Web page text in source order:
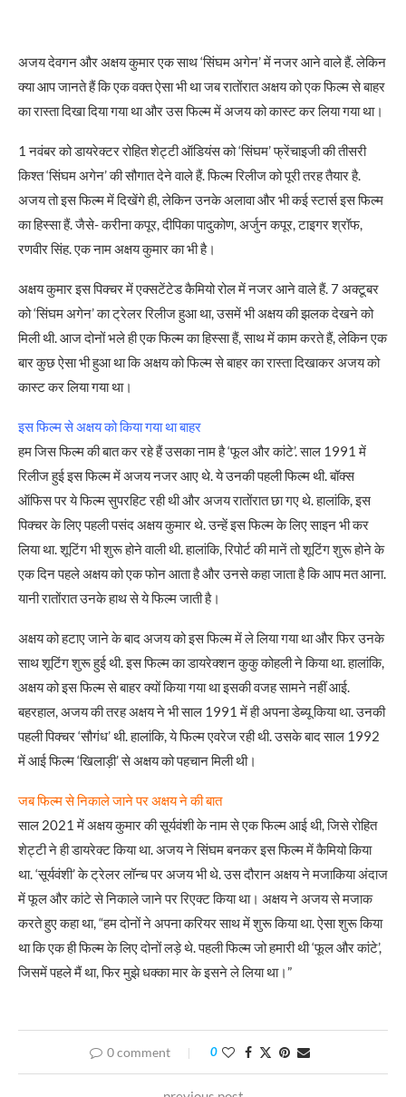
अजय देवगन और अक्षय कुमार एक साथ ‘सिंघम अगेन’ में नजर आने वाले हैं. लेकिन
क्या आप जानते हैं कि एक वक्त ऐसा भी था जब रातोंरात अक्षय को एक फिल्म से बाहर
का रास्ता दिखा दिया गया था और उस फिल्म में अजय को कास्ट कर लिया गया था।
1 नवंबर को डायरेक्टर रोहित शेट्टी ऑडियंस को ‘सिंघम’ फ्रेंचाइजी की तीसरी
किश्त ‘सिंघम अगेन’ की सौगात देने वाले हैं. फिल्म रिलीज को पूरी तरह तैयार है.
अजय तो इस फिल्म में दिखेंगे ही, लेकिन उनके अलावा और भी कई स्टार्स इस फिल्म
का हिस्सा हैं. जैसे- करीना कपूर, दीपिका पादुकोण, अर्जुन कपूर, टाइगर श्रॉफ,
रणवीर सिंह. एक नाम अक्षय कुमार का भी है।
अक्षय कुमार इस पिक्चर में एक्सटेंटेड कैमियो रोल में नजर आने वाले हैं. 7 अक्टूबर
को ‘सिंघम अगेन’ का ट्रेलर रिलीज हुआ था, उसमें भी अक्षय की झलक देखने को
मिली थी. आज दोनों भले ही एक फिल्म का हिस्सा हैं, साथ में काम करते हैं, लेकिन एक
बार कुछ ऐसा भी हुआ था कि अक्षय को फिल्म से बाहर का रास्ता दिखाकर अजय को
कास्ट कर लिया गया था।
इस फिल्म से अक्षय को किया गया था बाहर
हम जिस फिल्म की बात कर रहे हैं उसका नाम है ‘फूल और कांटे’. साल 1991 में
रिलीज हुई इस फिल्म में अजय नजर आए थे. ये उनकी पहली फिल्म थी. बॉक्स
ऑफिस पर ये फिल्म सुपरहिट रही थी और अजय रातोंरात छा गए थे. हालांकि, इस
पिक्चर के लिए पहली पसंद अक्षय कुमार थे. उन्हें इस फिल्म के लिए साइन भी कर
लिया था. शूटिंग भी शुरू होने वाली थी. हालांकि, रिपोर्ट की मानें तो शूटिंग शुरू होने के
एक दिन पहले अक्षय को एक फोन आता है और उनसे कहा जाता है कि आप मत आना.
यानी रातोंरात उनके हाथ से ये फिल्म जाती है।
अक्षय को हटाए जाने के बाद अजय को इस फिल्म में ले लिया गया था और फिर उनके
साथ शूटिंग शुरू हुई थी. इस फिल्म का डायरेक्शन कुकु कोहली ने किया था. हालांकि,
अक्षय को इस फिल्म से बाहर क्यों किया गया था इसकी वजह सामने नहीं आई.
बहरहाल, अजय की तरह अक्षय ने भी साल 1991 में ही अपना डेब्यू किया था. उनकी
पहली पिक्चर ‘सौगंध’ थी. हालांकि, ये फिल्म एवरेज रही थी. उसके बाद साल 1992
में आई फिल्म ‘खिलाड़ी’ से अक्षय को पहचान मिली थी।
जब फिल्म से निकाले जाने पर अक्षय ने की बात
साल 2021 में अक्षय कुमार की सूर्यवंशी के नाम से एक फिल्म आई थी, जिसे रोहित
शेट्टी ने ही डायरेक्ट किया था. अजय ने सिंघम बनकर इस फिल्म में कैमियो किया
था. ‘सूर्यवंशी’ के ट्रेलर लॉन्च पर अजय भी थे. उस दौरान अक्षय ने मजाकिया अंदाज
में फूल और कांटे से निकाले जाने पर रिएक्ट किया था। अक्षय ने अजय से मजाक
करते हुए कहा था, “हम दोनों ने अपना करियर साथ में शुरू किया था. ऐसा शुरू किया
था कि एक ही फिल्म के लिए दोनों लड़े थे. पहली फिल्म जो हमारी थी ‘फूल और कांटे’,
जिसमें पहले मैं था, फिर मुझे धक्का मार के इसने ले लिया था।”
0 comment 0